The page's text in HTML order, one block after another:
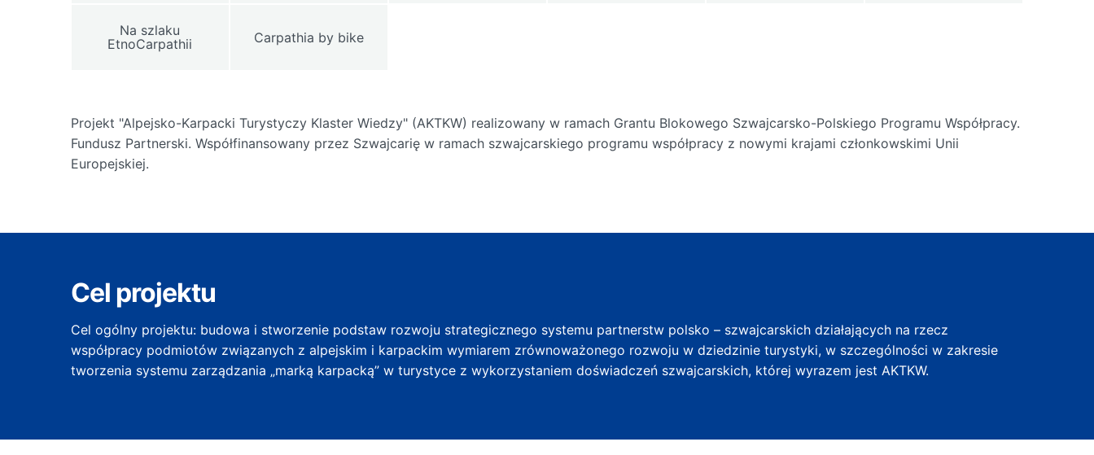
Na szlaku
EtnoCarpathii
Carpathia by bike
Projekt "Alpejsko-Karpacki Turystyczy Klaster Wiedzy" (AKTKW) realizowany w ramach Grantu Blokowego Szwajcarsko-Polskiego Programu Współpracy.
Fundusz Partnerski. Współfinansowany przez Szwajcarię w ramach szwajcarskiego programu współpracy z nowymi krajami członkowskimi Unii
Europejskiej.
Cel projektu
Cel ogólny projektu: budowa i stworzenie podstaw rozwoju strategicznego systemu partnerstw polsko – szwajcarskich działających na rzecz
współpracy podmiotów związanych z alpejskim i karpackim wymiarem zrównoważonego rozwoju w dziedzinie turystyki, w szczególności w zakresie
tworzenia systemu zarządzania „marką karpacką” w turystyce z wykorzystaniem doświadczeń szwajcarskich, której wyrazem jest AKTKW.